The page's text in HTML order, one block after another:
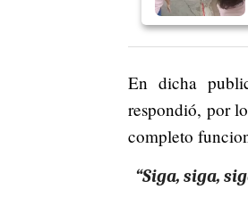
En dicha
respondió, por
completo
“Siga, siga,